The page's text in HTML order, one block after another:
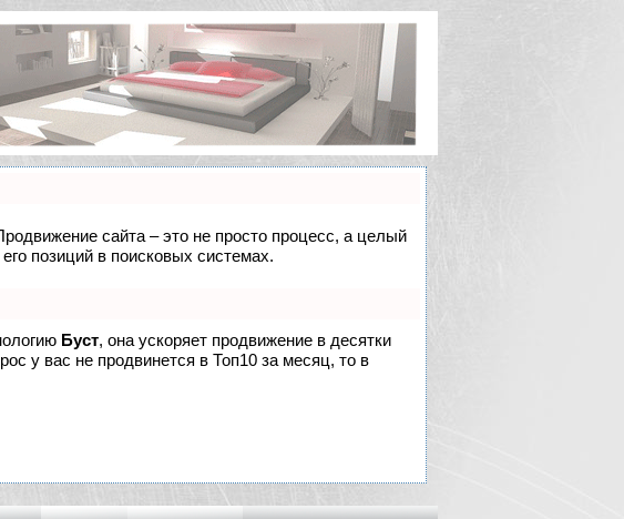
сайта – это не просто процесс, а целый
позиций в поисковых системах.
Буст, она ускоряет продвижение в десятки
у вас не продвинется в Топ10 за месяц, то в